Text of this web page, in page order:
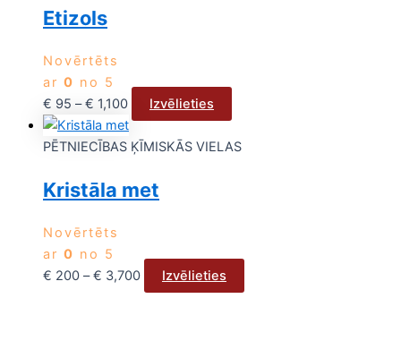
Etizols
Novērtēts
ar 0 no 5
€ 95 – € 1,100 Izvēlieties
PĒTNIECĪBAS ĶĪMISKĀS VIELAS
Kristāla met
Novērtēts
ar 0 no 5
€ 200 – € 3,700 Izvēlieties